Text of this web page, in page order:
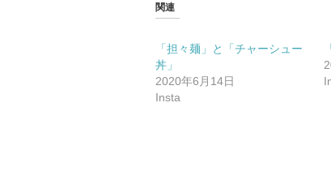
関連
「担々麺」と「チャーシュー
丼」
2020年6月14日
Insta